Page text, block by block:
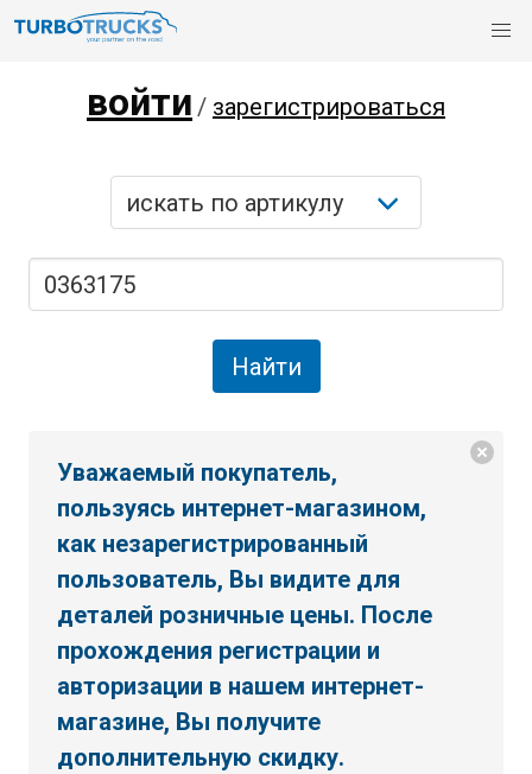
войти / зарегистрироваться
Уважаемый покупатель,
пользуясь интернет-магазином,
как незарегистрированный
пользователь, Вы видите для
деталей розничные цены. После
прохождения регистрации и
авторизации в нашем интернет-
магазине, Вы получите
дополнительную скидку.